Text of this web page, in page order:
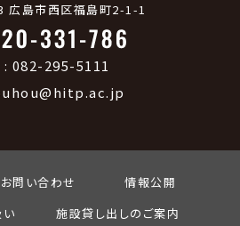
広島市西区福島町2-1-1
: 082-295-5111
お問い合わせ
情報公開
施設貸し出しのご案内